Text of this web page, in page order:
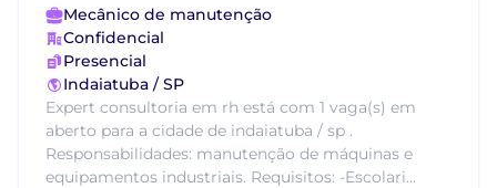
Mecânico de manutenção
Confidencial
Presencial
Indaiatuba / SP
Expert consultoria em rh está com 1 vaga(s) em
aberto para a cidade de indaiatuba / sp .
Responsabilidades: manutenção de máquinas e
equipamentos industriais. Requisitos: -Escolari...